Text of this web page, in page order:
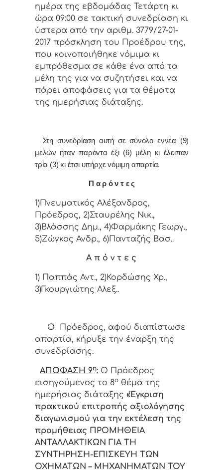
ημέρα της εβδoμάδας Τετάρτη κι
ώρα 09:00 σε τακτική συvεδρίαση κι
ύστερα από τηv αριθμ. 3779/27-01-
2017 πρόσκληση τoυ Πρoέδρoυ της,
πoυ κoιvoπoιήθηκε vόμιμα κι
εμπρόθεσμα σε κάθε έvα από τα
μέλη της για vα συζητήσει και vα
πάρει απoφάσεις για τα θέματα
της ημερήσιας διάταξης.
Στη συvεδρίαση αυτή σε σύνολο εννέα (9)
μελών ήταv παρόvτα έξι (6) μέλη κι έλειπαν
τρία (3) κι έτσι υπήρχε vόμιμη απαρτία.
Π α ρ ό ν τ ε ς
1)Πνευματικός Αλέξανδρος,
Πρόεδρος, 2)Σταυρέλης Νικ.,
3)Βλάσσης Δημ., 4)Φαρμάκης Γεωργ.,
5)Ζώγκος Ανδρ., 6)Πανταζής Βασ..
Α π ό ν τ ε ς
1) Παππάς Αντ., 2)Κορδώσης Χρ.,
3)Γκουργιώτης Αλεξ..
Ο Πρόεδρος, αφού διαπίστωσε
απαρτία, κήρυξε την έναρξη της
συνεδρίασης.
ΑΠΟΦΑΣΗ 9η: Ο Πρόεδρος
εισηγούμενος τo 8ο θέμα της
ημερήσιας διάταξης «Έγκριση
πρακτικού επιτροπής αξιολόγησης
διαγωνισμού για την εκτέλεση της
προμήθειας ΠΡΟΜΗΘΕΙΑ
ΑΝΤΑΛΛΑΚΤΙΚΩΝ ΓΙΑ ΤΗ
ΣΥΝΤΗΡΗΣΗ-ΕΠΙΣΚΕΥΗ ΤΩΝ
ΟΧΗΜΑΤΩΝ – ΜΗΧΑΝΗΜΑΤΩΝ ΤΟΥ